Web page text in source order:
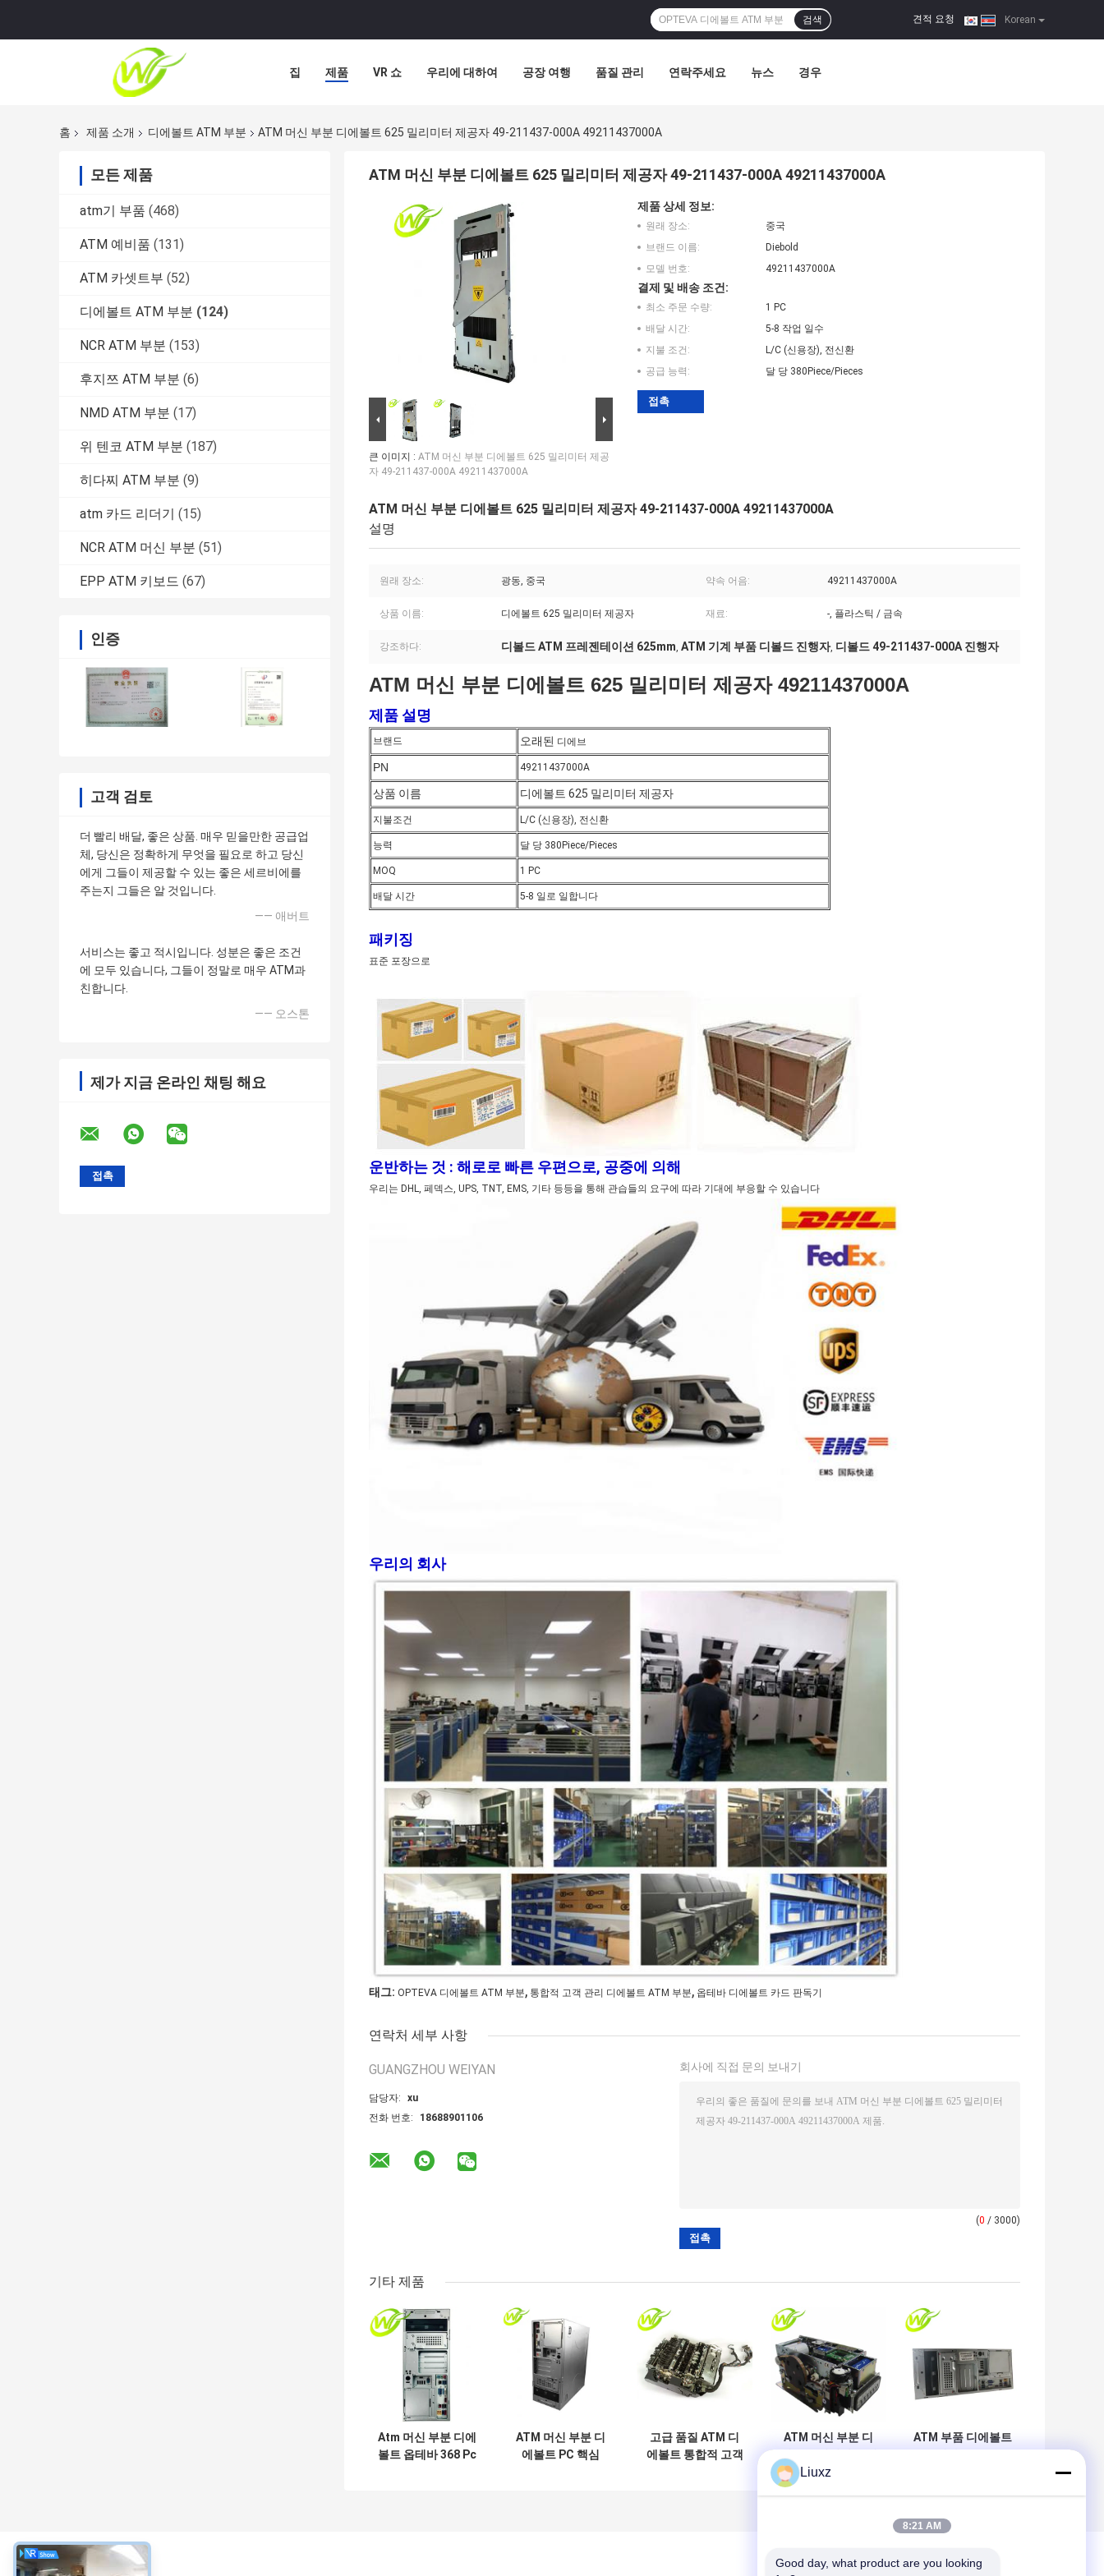
Korean
견적 요청 |
검색
집 제품 VR 쇼 우리에 대하여 공장 여행 품질 관리 연락주세요 뉴스 경우
홈 제품 소개 디에볼트 ATM 부분 ATM 머신 부분 디에볼트 625 밀리미터 제공자 49-211437-000A 49211437000A
모든 제품
atm기 부품 (468)
ATM 예비품 (131)
ATM 카셋트부 (52)
디에볼트 ATM 부분 (124)
NCR ATM 부분 (153)
후지쯔 ATM 부분 (6)
NMD ATM 부분 (17)
위 텐코 ATM 부분 (187)
히다찌 ATM 부분 (9)
atm 카드 리더기 (15)
NCR ATM 머신 부분 (51)
EPP ATM 키보드 (67)
인증
고객 검토
더 빨리 배달, 좋은 상품. 매우 믿을만한 공급업
체, 당신은 정확하게 무엇을 필요로 하고 당신
에게 그들이 제공할 수 있는 좋은 세르비에를
주는지 그들은 알 것입니다.
—— 애버트
서비스는 좋고 적시입니다. 성분은 좋은 조건
에 모두 있습니다, 그들이 정말로 매우 ATM과
친합니다.
—— 오스톤
제가 지금 온라인 채팅 해요
ATM 머신 부분 디에볼트 625 밀리미터 제공자 49-211437-000A 49211437000A
큰 이미지 : ATM 머신 부분 디에볼트 625 밀리미터 제공
자 49-211437-000A 49211437000A
제품 상세 정보:
원래 장소:
중국
브랜드 이름:
Diebold
모델 번호:
49211437000A
결제 및 배송 조건:
최소 주문 수량:
1 PC
배달 시간:
5-8 작업 일수
지불 조건:
L/C (신용장), 전신환
공급 능력:
달 당 380Piece/Pieces
접촉
ATM 머신 부분 디에볼트 625 밀리미터 제공자 49-211437-000A 49211437000A
설명
원래 장소: 광동, 중국 약속 어음: 49211437000A
상품 이름: 디에볼트 625 밀리미터 제공자 재료: -, 플라스틱 / 금속
강조하다: 디볼드 ATM 프레젠테이션 625mm, ATM 기계 부품 디볼드 진행자, 디볼드 49-211437-000A 진행자
ATM 머신 부분 디에볼트 625 밀리미터 제공자 49211437000A
제품 설명
브랜드 오래된 디에브
PN 49211437000A
상품 이름 디에볼트 625 밀리미터 제공자
지불조건 L/C (신용장), 전신환
능력 달 당 380Piece/Pieces
MOQ 1 PC
배달 시간 5-8 일로 일합니다
패키징
표준 포장으로
운반하는 것 : 해로로 빠른 우편으로, 공중에 의해
우리는 DHL, 페덱스, UPS, TNT, EMS, 기타 등등을 통해 관습들의 요구에 따라 기대에 부응할 수 있습니다
우리의 회사
태그: OPTEVA 디에볼트 ATM 부분, 통합적 고객 관리 디에볼트 ATM 부분, 옵테바 디에볼트 카드 판독기
연락처 세부 사항
GUANGZHOU WEIYAN
담당자:
xu
전화 번호:
18688901106
회사에 직접 문의 보내기
(0 / 3000)
기타 제품
Atm 머신 부분 디에
볼트 옵테바 368 Pc
ATM 머신 부분 디
에볼트 PC 핵심
고급 품질 ATM 디
에볼트 통합적 고객
ATM 머신 부분 디
바 카드 판독기
49209540000D
ATM 부품 디에볼트
Liuxz
8:21 AM
Good day, what product are you looking